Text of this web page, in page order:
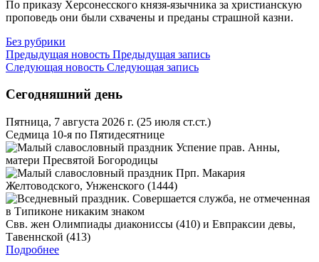
По приказу Херсонесского князя-язычника за христианскую
проповедь они были схвачены и преданы страшной казни.
Без рубрики
Предыдущая новость Предыдущая запись
Следующая новость Следующая запись
Сегодняшний день
Пятница, 7 августа 2026 г. (25 июля ст.ст.)
Седмица 10-я по Пятидесятнице
Успение прав. Анны,
матери Пресвятой Богородицы
Прп. Макария
Желтоводского, Унженского (1444)
Свв. жен Олимпиады диакониссы (410) и Евпраксии девы,
Тавеннской (413)
Подробнее